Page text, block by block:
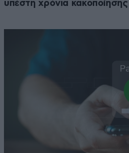
υπέστη χρόνια κακοποίησης